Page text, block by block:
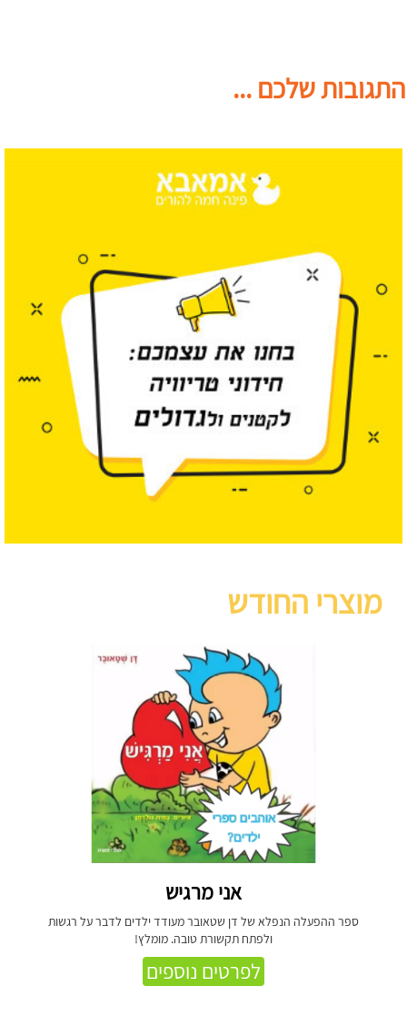
התגובות שלכם ...
מוצרי החודש
אני מרגיש
ספר ההפעלה הנפלא של דן שטאובר מעודד ילדים לדבר על רגשות
ולפתח תקשורת טובה. מומלץ!
לפרטים נוספים